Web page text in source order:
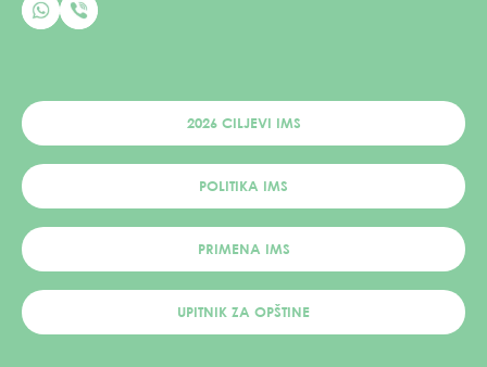
2026 CILJEVI IMS
POLITIKA IMS
PRIMENA IMS
UPITNIK ZA OPŠTINE